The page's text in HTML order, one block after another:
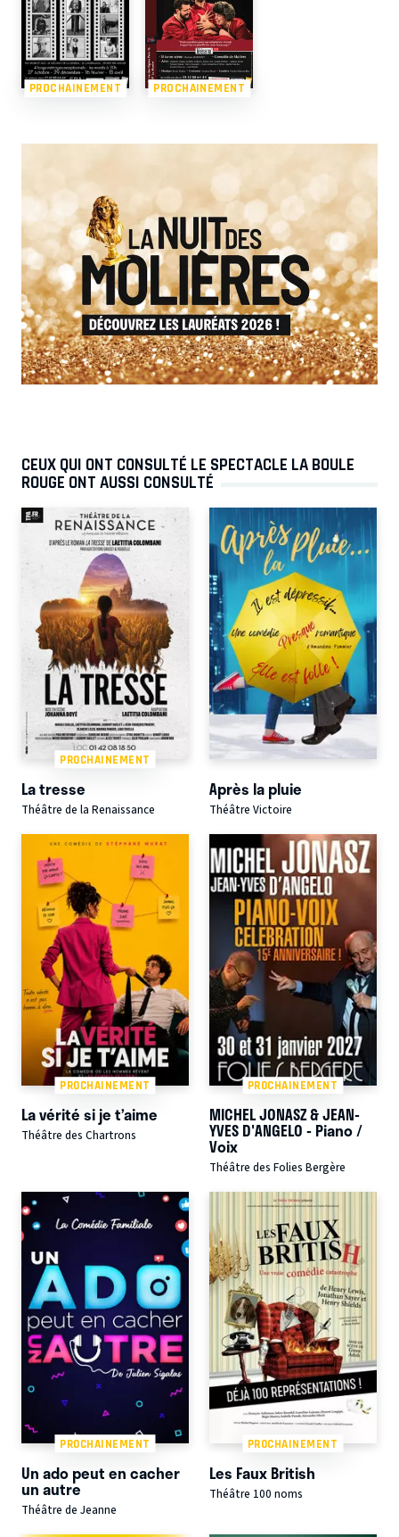
PROCHAINEMENT PROCHAINEMENT
CEUX QUI ONT CONSULTÉ LE SPECTACLE LA BOULE
ROUGE ONT AUSSI CONSULTÉ
PROCHAINEMENT
La tresse
Théâtre de la Renaissance
Après la pluie
Théâtre Victoire
PROCHAINEMENT
La vérité si je t’aime
Théâtre des Chartrons
PROCHAINEMENT
MICHEL JONASZ & JEAN-
YVES D'ANGELO - Piano /
Voix
Théâtre des Folies Bergère
PROCHAINEMENT
Un ado peut en cacher
un autre
Théâtre de Jeanne
PROCHAINEMENT
Les Faux British
Théâtre 100 noms